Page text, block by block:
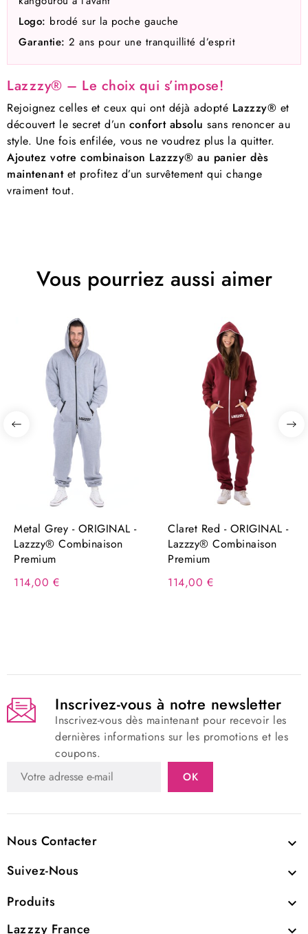
Logo: brodé sur la poche gauche
Garantie: 2 ans pour une tranquillité d’esprit
Lazzzy® – Le choix qui s’impose!
Rejoignez celles et ceux qui ont déjà adopté Lazzzy® et
découvert le secret d’un confort absolu sans renoncer au
style. Une fois enfilée, vous ne voudrez plus la quitter.
Ajoutez votre combinaison Lazzzy® au panier dès
maintenantet profitez d’un survêtement qui change
vraiment tout.
Vous pourriez aussi aimer
Metal Grey - ORIGINAL -
Lazzzy® Combinaison
Premium
114,00 €
Claret Red - ORIGINAL -
Lazzzy® Combinaison
Premium
114,00 €
Inscrivez-vous à notre newsletter
Inscrivez-vous dès maintenant pour recevoir les
dernières informations sur les promotions et les
coupons.
Nous Contacter 
Suivez-Nous 
Produits 
Lazzzy France